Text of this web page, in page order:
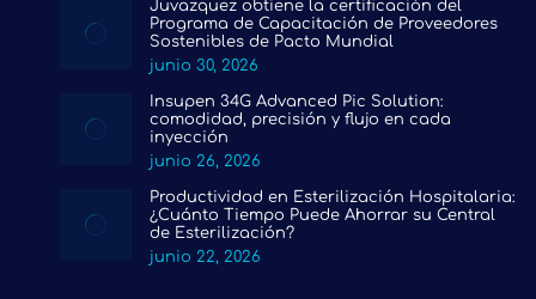
Juvazquez obtiene la certificación del
Programa de Capacitación de Proveedores
Sostenibles de Pacto Mundial
junio 30, 2026
Insupen 34G Advanced Pic Solution:
comodidad, precisión y flujo en cada
inyección
junio 26, 2026
Productividad en Esterilización Hospitalaria:
¿Cuánto Tiempo Puede Ahorrar su Central
de Esterilización?
junio 22, 2026